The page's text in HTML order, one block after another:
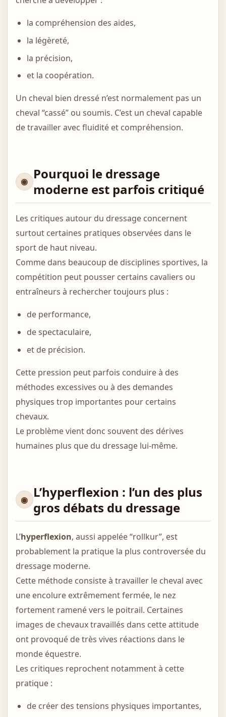
la compréhension des aides,
la légèreté,
la précision,
et la coopération.
Un cheval bien dressé n’est normalement pas un
cheval “cassé” ou soumis. C’est un cheval capable
de travailler avec fluidité et compréhension.
Pourquoi le dressage
moderne est parfois critiqué
Les critiques autour du dressage concernent
surtout certaines pratiques observées dans le
sport de haut niveau.
Comme dans beaucoup de disciplines sportives, la
compétition peut pousser certains cavaliers ou
entraîneurs à rechercher toujours plus :
de performance,
de spectaculaire,
et de précision.
Cette pression peut parfois conduire à des
méthodes excessives ou à des demandes
physiques trop importantes pour certains
chevaux.
Le problème vient donc souvent des dérives
humaines plus que du dressage lui-même.
L’hyperflexion : l’un des plus
gros débats du dressage
L’hyperflexion, aussi appelée “rollkur”, est
probablement la pratique la plus controversée du
dressage moderne.
Cette méthode consiste à travailler le cheval avec
une encolure extrêmement fermée, le nez
fortement ramené vers le poitrail. Certaines
images de chevaux travaillés dans cette attitude
ont provoqué de très vives réactions dans le
monde équestre.
Les critiques reprochent notamment à cette
pratique :
de créer des tensions physiques importantes,